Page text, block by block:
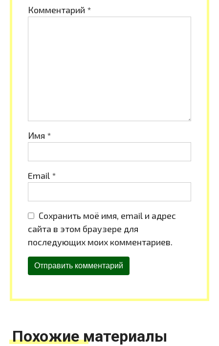
Комментарий *
Имя *
Email *
Сохранить моё имя, email и адрес
сайта в этом браузере для
последующих моих комментариев.
Похожие материалы